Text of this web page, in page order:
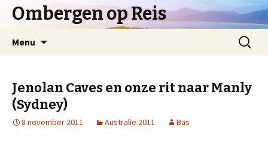
Ombergen op Reis
Menu
Zoeken
naar:
Jenolan Caves en onze rit naar Manly
(Sydney)
8 november 2011 Australie 2011 Bas